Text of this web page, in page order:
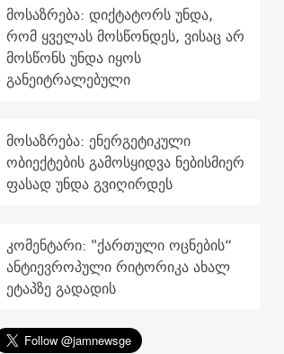
მოსაზრება: დიქტატორს უნდა,
რომ ყველას მოსწონდეს, ვისაც არ
მოსწონს უნდა იყოს
განეიტრალებული
მოსაზრება: ენერგეტიკული
ობიექტების გამოსყიდვა ნებისმიერ
ფასად უნდა გვიღირდეს
კომენტარი: "ქართული ოცნების“
ანტიევროპული რიტორიკა ახალ
ეტაპზე გადადის